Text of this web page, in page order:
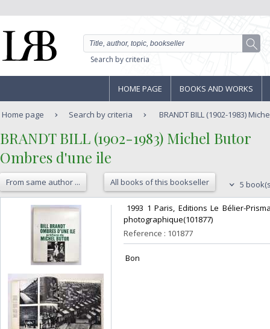
Search by criteria
HOME PAGE BOOKS AND WORKS
Home page Search by criteria BRANDT BILL (1902-1983)
‎BRANDT BILL (1902-1983) Michel Butor‎
‎Ombres d'une ile‎
From same author ... All books of this bookseller 5
1993 1 Paris, Editions Le Bélier-
photographique(101877) ‎
Reference : 101877
‎ Bon ‎